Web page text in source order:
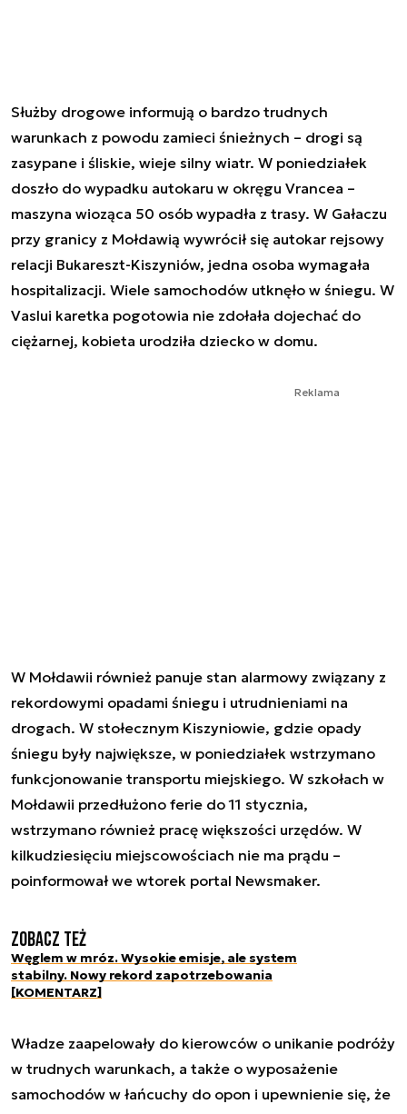
Służby drogowe informują o bardzo trudnych
warunkach z powodu zamieci śnieżnych – drogi są
zasypane i śliskie, wieje silny wiatr. W poniedziałek
doszło do wypadku autokaru w okręgu Vrancea –
maszyna wioząca 50 osób wypadła z trasy. W Gałaczu
przy granicy z Mołdawią wywrócił się autokar rejsowy
relacji Bukareszt-Kiszyniów, jedna osoba wymagała
hospitalizacji. Wiele samochodów utknęło w śniegu. W
Vaslui karetka pogotowia nie zdołała dojechać do
ciężarnej, kobieta urodziła dziecko w domu.
Reklama
W Mołdawii również panuje stan alarmowy związany z
rekordowymi opadami śniegu i utrudnieniami na
drogach. W stołecznym Kiszyniowie, gdzie opady
śniegu były największe, w poniedziałek wstrzymano
funkcjonowanie transportu miejskiego. W szkołach w
Mołdawii przedłużono ferie do 11 stycznia,
wstrzymano również pracę większości urzędów. W
kilkudziesięciu miejscowościach nie ma prądu –
poinformował we wtorek portal Newsmaker.
Zobacz też
Węglem w mróz. Wysokie emisje, ale system
stabilny. Nowy rekord zapotrzebowania
[KOMENTARZ]
Władze zaapelowały do kierowców o unikanie podróży
w trudnych warunkach, a także o wyposażenie
samochodów w łańcuchy do opon i upewnienie się, że